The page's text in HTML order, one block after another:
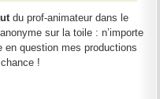
du prof-animateur dans le
sur la toile : n’importe
en question mes productions
!